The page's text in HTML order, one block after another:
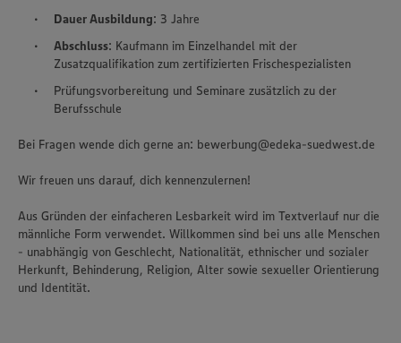
Dauer Ausbildung: 3 Jahre
Abschluss: Kaufmann im Einzelhandel mit der
Zusatzqualifikation zum zertifizierten Frischespezialisten
Prüfungsvorbereitung und Seminare zusätzlich zu der
Berufsschule
Bei Fragen wende dich gerne an: bewerbung@edeka-suedwest.de
Wir freuen uns darauf, dich kennenzulernen!
Aus Gründen der einfacheren Lesbarkeit wird im Textverlauf nur die
männliche Form verwendet. Willkommen sind bei uns alle Menschen
- unabhängig von Geschlecht, Nationalität, ethnischer und sozialer
Herkunft, Behinderung, Religion, Alter sowie sexueller Orientierung
und Identität.